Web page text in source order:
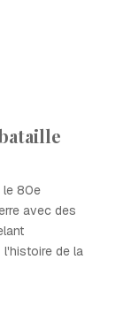
le 80e
avec des
l'histoire de la